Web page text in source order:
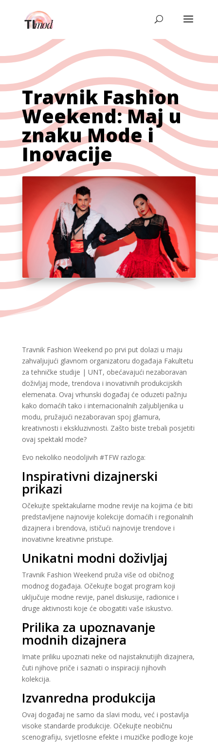
Travnik Fashion
Weekend: Maj u
znaku Mode i
Inovacije
Travnik Fashion Weekend po prvi put dolazi u maju
zahvaljujući glavnom organizatoru događaja Fakultetu
za tehničke studije | UNT, obećavajući nezaboravan
doživljaj mode, trendova i inovativnih produkcijskih
elemenata. Ovaj vrhunski događaj će oduzeti pažnju
kako domaćih tako i internacionalnih zaljubljenika u
modu, pružajući nezaboravan spoj glamura,
kreativnosti i ekskluzivnosti. Zašto biste trebali posjetiti
ovaj spektakl mode?
Evo nekoliko neodoljivih #TFW razloga:
Inspirativni dizajnerski
prikazi
Očekujte spektakularne modne revije na kojima će biti
predstavljene najnovije kolekcije domaćih i regionalnih
dizajnera i brendova, ističući najnovije trendove i
inovativne kreativne pristupe.
Unikatni modni doživljaj
Travnik Fashion Weekend pruža više od običnog
modnog događaja. Očekujte bogat program koji
uključuje modne revije, panel diskusije, radionice i
druge aktivnosti koje će obogatiti vaše iskustvo.
Prilika za upoznavanje
modnih dizajnera
Imate priliku upoznati neke od najistaknutijih dizajnera,
čuti njihove priče i saznati o inspiraciji njihovih
kolekcija.
Izvanredna produkcija
Ovaj događaj ne samo da slavi modu, već i postavlja
visoke standarde produkcije. Očekujte neobičnu
scenografiju, svjetlosne efekte i muzičke podloge koje